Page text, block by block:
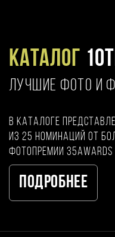
Каталог
ЛУЧШИЕ ФОТО И
В каталоге
из 25 номинаций от
фотопремии 35AWARDS
Подробнее